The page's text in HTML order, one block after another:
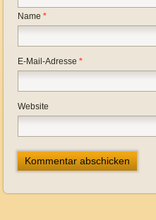
Name *
E-Mail-Adresse *
Website